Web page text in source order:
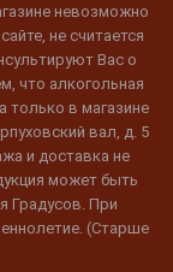
невозможно
не считается
Вас о
что алкогольная
только в магазине
вал, д. 5
и доставка не
может быть
Градусов. При
(Старше